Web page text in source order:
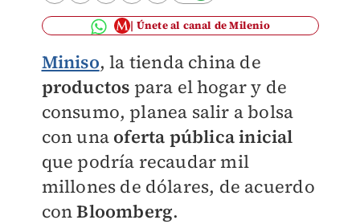
Únete al canal de Milenio
Miniso, la tienda china de
productos para el hogar y de
consumo, planea salir a bolsa
con una oferta pública inicial
que podría recaudar mil
millones de dólares, de acuerdo
conBloomberg.